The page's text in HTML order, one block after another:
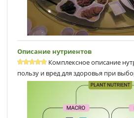
Описание нутриентов
Комплексное описание
пользу и вред для здоровья при